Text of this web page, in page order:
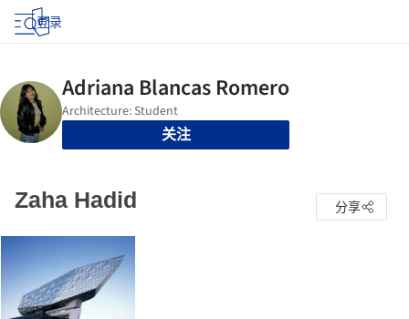
登录
关注
Zaha Hadid 分享